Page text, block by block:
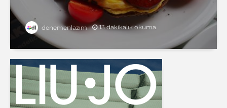
denemenlazım 13 dakikalık okuma